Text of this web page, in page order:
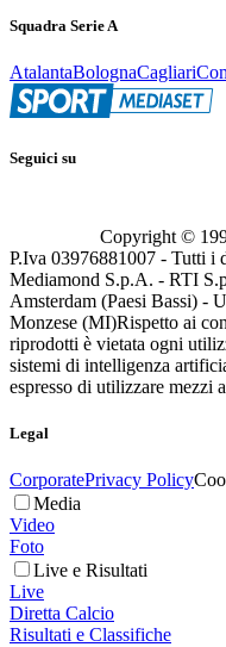
Squadra Serie A
AtalantaBolognaCagliari
Seguici su
Copyright ©
P.Iva 03976881007 - Tutti i
Mediamond S.p.A. - RTI
Amsterdam (Paesi Bassi) -
Monzese (MI)Rispetto ai
riprodotti è vietata ogni
sistemi di intelligenza
espresso di utilizzare mezzi
Legal
CorporatePrivacy Policy
Media
Video
Foto
Live e Risultati
Live
Diretta Calcio
Risultati e Classifiche